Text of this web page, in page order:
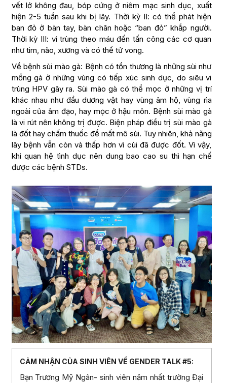
vết lở không đau, bóp cứng ở niêm mạc sinh dục, xuất
hiện 2-5 tuần sau khi bị lây. Thời kỳ II: có thể phát hiện
ban đỏ ở bàn tay, bàn chân hoặc “ban đỏ” khắp người.
Thời kỳ III: vi trùng theo máu đến tấn công các cơ quan
như tim, não, xương và có thể tử vong.
Về bệnh sùi mào gà: Bệnh có tổn thương là những sùi như
mồng gà ở những vùng có tiếp xúc sinh dục, do siêu vi
trùng HPV gây ra. Sùi mào gà có thể mọc ở những vị trí
khác nhau như đầu dương vật hay vùng âm hộ, vùng rìa
ngoài của âm đạo, hay mọc ở hậu môn. Bệnh sùi mào gà
là vi rút nên không trị được. Biện pháp điều trị sùi mào gà
là đốt hay chấm thuốc để mất mô sùi. Tuy nhiên, khả năng
lây bệnh vẫn còn và thấp hơn vì cùi đã được đốt. Vì vậy,
khi quan hệ tình dục nên dung bao cao su thì hạn chế
được các bệnh STDs.
CẢM NHẬN CỦA SINH VIÊN VỀ GENDER TALK #5:
Bạn Trương Mỹ Ngân- sinh viên năm nhất trường Đại